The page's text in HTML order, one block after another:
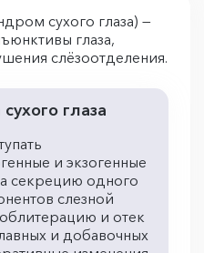
сухого глаза) —
глаза,
слёзоотделения.
глаза
и экзогенные
секрецию одного
слезной
и отек
и добавочных